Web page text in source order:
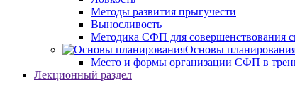
Методы развития прыгучести
Выносливость
Методика СФП для совершенствования
Основы
Место и формы организации СФП в
Лекционный раздел